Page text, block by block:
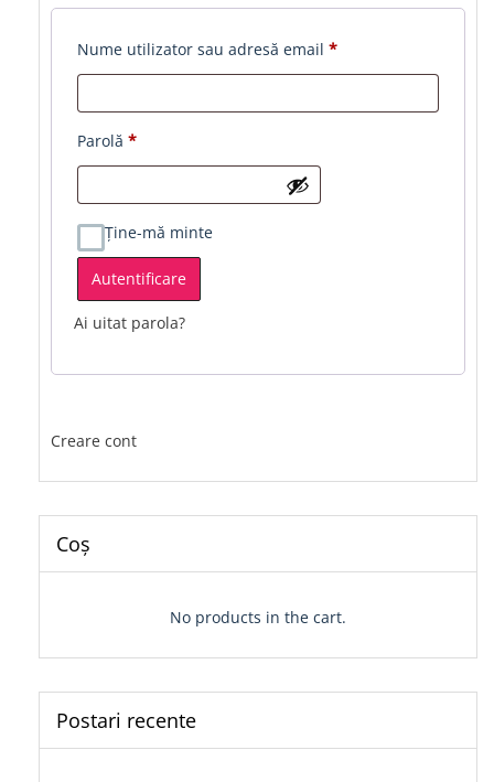
Nume utilizator sau adresă email *Obligatoriu
Parolă *Obligatoriu
Ține-mă minte
Autentificare
Ai uitat parola?
Creare cont
Coș
No products in the cart.
Postari recente